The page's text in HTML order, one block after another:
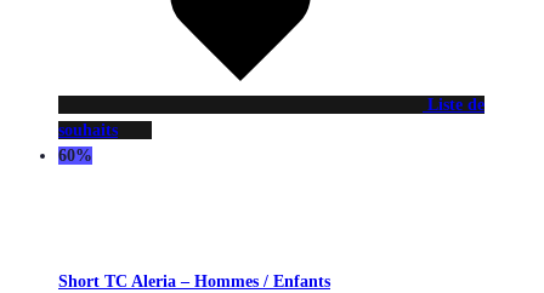
Liste de
souhaits
60%
Short TC Aleria – Hommes / Enfants